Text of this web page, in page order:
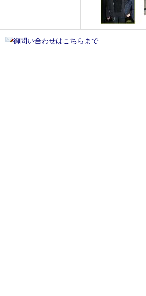
御問い合わせはこちらまで